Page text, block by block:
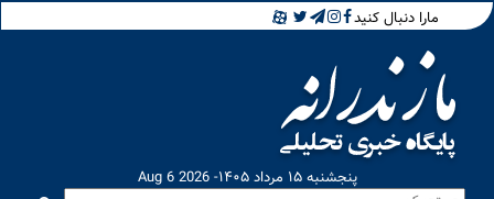
مارا دنبال کنید
پنجشنبه ۱۵ مرداد ۱۴۰۵- Aug 6 2026